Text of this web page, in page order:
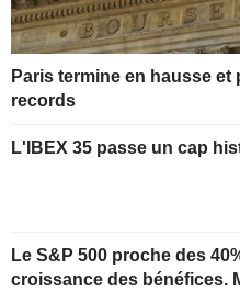
Paris termine en hausse
records
L'IBEX 35 passe un cap
Le S&P 500 proche des
croissance des bénéfices.